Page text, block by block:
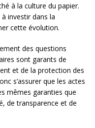
à la culture du papier.
investir dans la
cette évolution.
des questions
sont garants de
et de la protection des
s’assurer que les actes
mêmes garanties que
de transparence et de